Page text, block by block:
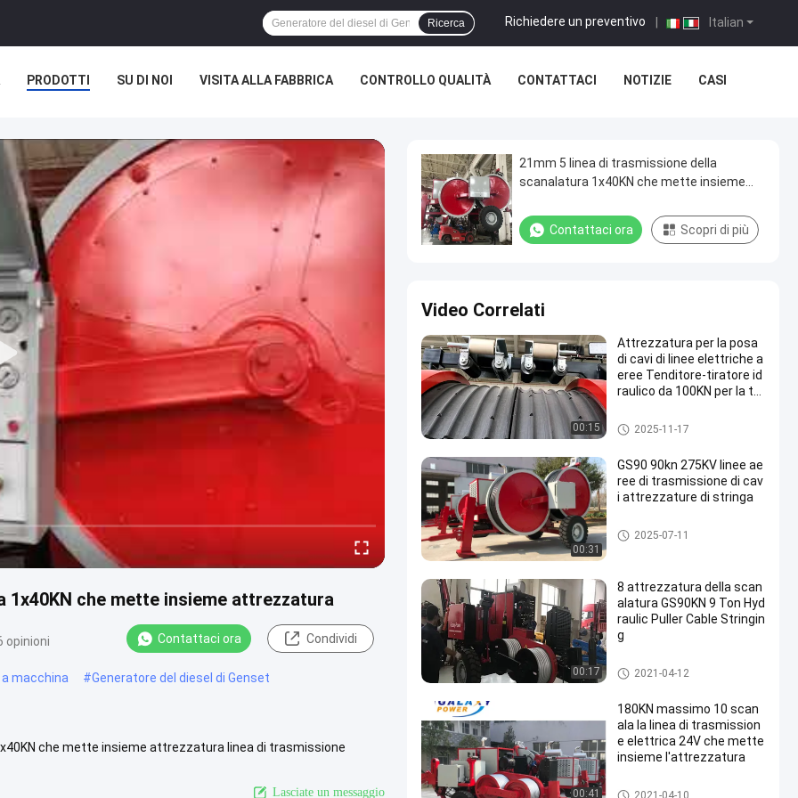
Italian
Richiedere un preventivo
Ricerca
PRODOTTI SU DI NOI VISITA ALLA FABBRICA CONTROLLO QUALITÀ CONTATTACI NOTIZIE CASI
che mette insieme attrezzatura
opinioni Contattaci ora Condividi
macchina #Generatore del diesel di Genset
che mette insieme attrezzatura linea di trasmissione
Lasciate un messaggio
21mm 5 linea di trasmissione della
scanalatura 1x40KN che mette insieme
Contattaci ora Scopri di più
Video Correlati
00:15
Attrezzatura per la posa
di cavi di linee elettriche a
eree Tenditore-tiratore id
raulico da 100KN per la tra
i conduttori
linea di trasmissione attrezza
tura
2025-11-17
00:31
GS90 90kn 275KV linee ae
ree di trasmissione di cav
i attrezzature di stringa
linea di trasmissione attrezza
tura
2025-07-11
00:17
8 attrezzatura della scan
alatura GS90KN 9 Ton Hyd
raulic Puller Cable Stringin
g
linea elettrica che mette insie
me attrezzatura
2021-04-12
00:41
180KN massimo 10 scan
ala la linea di trasmission
e elettrica 24V che mette
insieme l'attrezzatura
linea di trasmissione attrezza
2021-04-10